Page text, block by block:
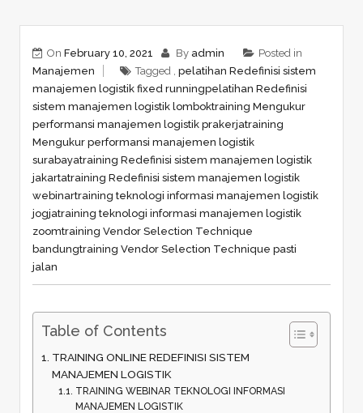
On February 10, 2021 By admin
Posted in
Manajemen
Tagged , pelatihan Redefinisi sistem
manajemen logistik fixed runningpelatihan Redefinisi
sistem manajemen logistik lomboktraining Mengukur
performansi manajemen logistik prakerjatraining
Mengukur performansi manajemen logistik
surabayatraining Redefinisi sistem manajemen logistik
jakartatraining Redefinisi sistem manajemen logistik
webinartraining teknologi informasi manajemen logistik
jogjatraining teknologi informasi manajemen logistik
zoomtraining Vendor Selection Technique
bandungtraining Vendor Selection Technique pasti
jalan
Table of Contents
TRAINING ONLINE REDEFINISI SISTEM
MANAJEMEN LOGISTIK
TRAINING WEBINAR TEKNOLOGI INFORMASI
MANAJEMEN LOGISTIK